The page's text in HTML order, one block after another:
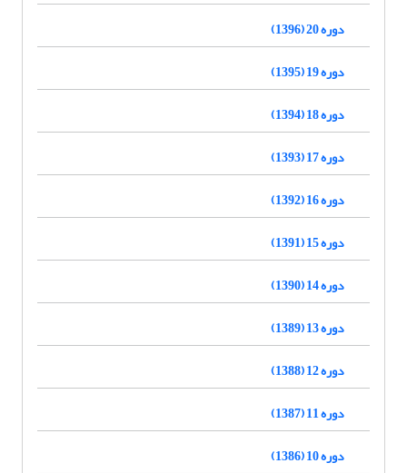
دوره 20 (1396)
دوره 19 (1395)
دوره 18 (1394)
دوره 17 (1393)
دوره 16 (1392)
دوره 15 (1391)
دوره 14 (1390)
دوره 13 (1389)
دوره 12 (1388)
دوره 11 (1387)
دوره 10 (1386)